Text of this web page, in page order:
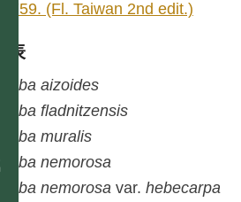
2: 759. (Fl. Taiwan 2nd edit.)
表
Draba aizoides
Draba fladnitzensis
Draba muralis
nemorosa
Draba nemorosavar. hebecarpa